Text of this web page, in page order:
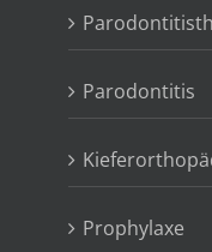
Parodontitis
Prophylaxe